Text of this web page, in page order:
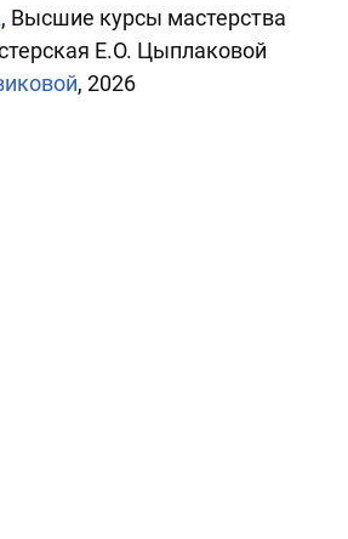
, Высшие курсы мастерства
Е.О. Цыплаковой
, 2026